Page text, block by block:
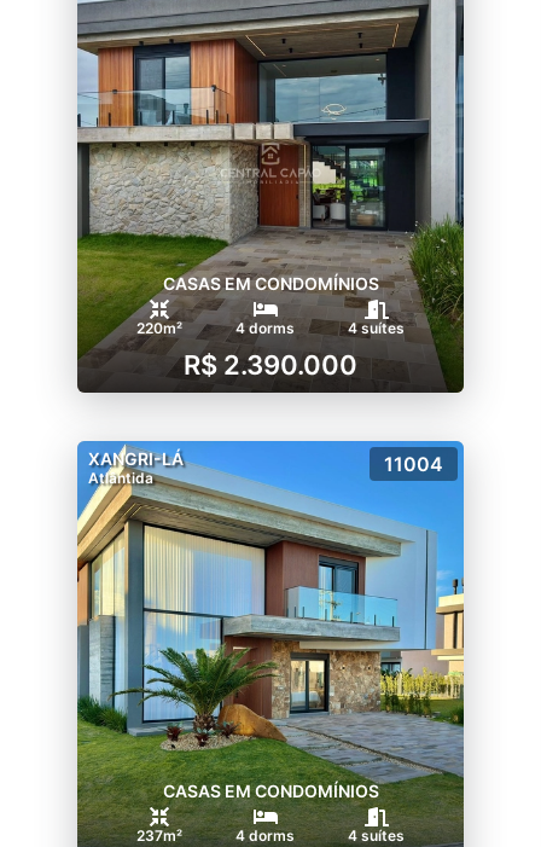
CASAS EM CONDOMÍNIOS
220m² 4 dorms 4 suítes
R$ 2.390.000
XANGRI-LÁ
Atlântida
11004
CASAS EM CONDOMÍNIOS
237m² 4 dorms 4 suítes